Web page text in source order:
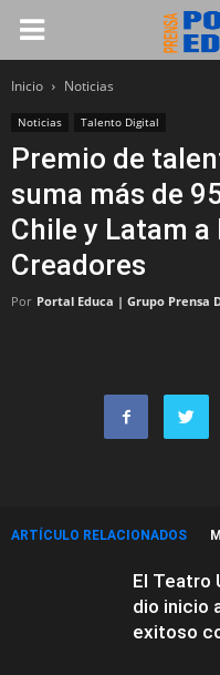
Inicio Noticias
Noticias Talento Digital
Premio de
suma más de
Chile y Latam
Creadores
Por Portal Educa | Grupo Prensa
ARTÍCULO RELACIONADOS
El Teatro
dio inicio
exitoso